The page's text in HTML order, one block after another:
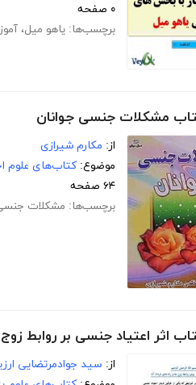
۰ صفحه
برچسب‌ها: یاهو میل،
مشکلات جنسی جوانان
از: مکارم شیرازی
موضوع: کتاب‌های علوم
۶۴ صفحه
برچسب‌ها: مشکلات
اثر اعتیاد جنسی بر روابط
از: سید جوادمرتضایی